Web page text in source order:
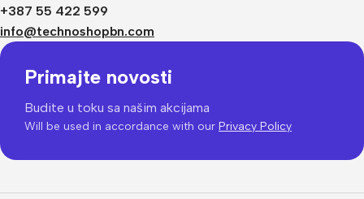
+387 55 422 599
info@technoshopbn.com
Primajte novosti
Budite u toku sa našim akcijama
Will be used in accordance with our Privacy Policy